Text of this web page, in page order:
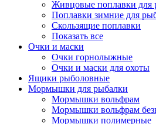
Живцовые поплавки для
Поплавки зимние для
Скользящие поплавки
Показать все
Очки и маски
Очки горнолыжные
Очки и маски для охоты
Ящики рыболовные
Мормышки для рыбалки
Мормышки вольфрам
Мормышки вольфрам
Мормышки полимерные